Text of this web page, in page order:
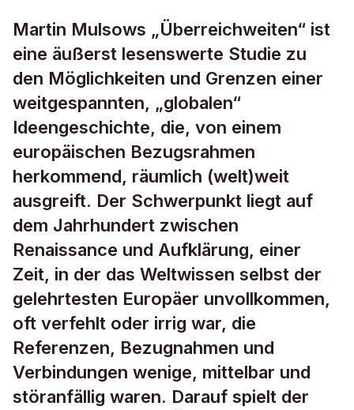
Martin Mulsows „Überreichweiten“ ist
eine äußerst lesenswerte Studie zu
den Möglichkeiten und Grenzen einer
weitgespannten, „globalen“
Ideengeschichte, die, von einem
europäischen Bezugsrahmen
herkommend, räumlich (welt)weit
ausgreift. Der Schwerpunkt liegt auf
dem Jahrhundert zwischen
Renaissance und Aufklärung, einer
Zeit, in der das Weltwissen selbst der
gelehrtesten Europäer unvollkommen,
oft verfehlt oder irrig war, die
Referenzen, Bezugnahmen und
Verbindungen wenige, mittelbar und
störanfällig waren. Darauf spielt der